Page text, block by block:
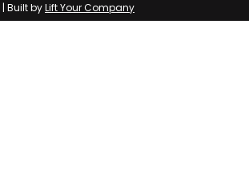
Built byLift Your Company